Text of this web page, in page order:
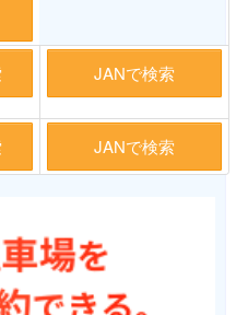
JANで検索
JANで検索